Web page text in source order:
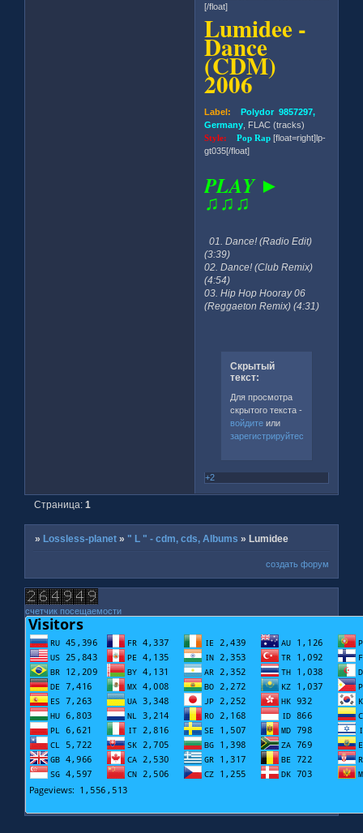
[/float]
Lumidee -
Dance
(CDM)
2006
Label: Polydor 9857297,
Germany , FLAC (tracks)
Style:Pop Rap[float=right]lp-
gt035[/float]
PLAY ►
♫♫♫
01. Dance! (Radio Edit)
(3:39)
02. Dance! (Club Remix)
(4:54)
03. Hip Hop Hooray 06
(Reggaeton Remix) (4:31)
Скрытый
текст:
Для просмотра
скрытого текста -
войдитеили
зарегистрируйтесь
+2
Страница:1
»Lossless-planet » " L " - cdm, cds, Albums »Lumidee
создать форум
счетчик посещаемости